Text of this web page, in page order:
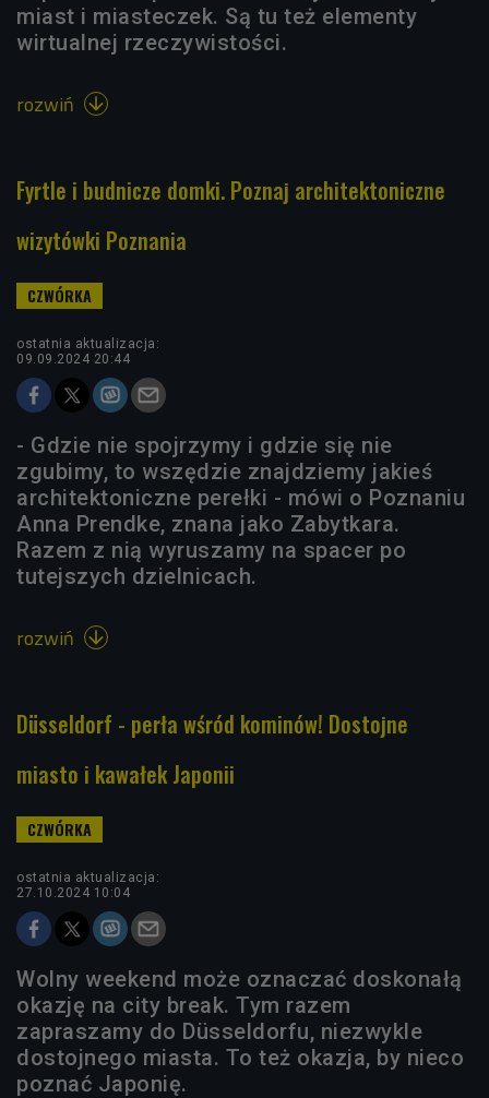
miast i miasteczek. Są tu też elementy
wirtualnej rzeczywistości.
rozwiń 
Fyrtle i budnicze domki. Poznaj architektoniczne
wizytówki Poznania
ostatnia aktualizacja:
09.09.2024 20:44
- Gdzie nie spojrzymy i gdzie się nie
zgubimy, to wszędzie znajdziemy jakieś
architektoniczne perełki - mówi o Poznaniu
Anna Prendke, znana jako Zabytkara.
Razem z nią wyruszamy na spacer po
tutejszych dzielnicach.
rozwiń 
Düsseldorf - perła wśród kominów! Dostojne
miasto i kawałek Japonii
ostatnia aktualizacja:
27.10.2024 10:04
Wolny weekend może oznaczać doskonałą
okazję na city break. Tym razem
zapraszamy do Düsseldorfu, niezwykle
dostojnego miasta. To też okazja, by nieco
poznać Japonię.